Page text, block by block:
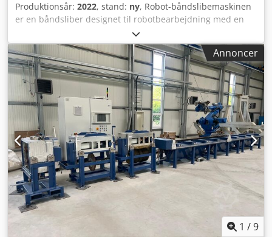
Produktionsår: 2022, stand: ny, Robot-båndslibemaskinen
er en båndsliber designet til robotbearbejdning med en
kontaktskive til slibning af emner i aluminium, stål,
messing og zinktrykstøbegods. Tekniske data:
Crsdpfxogxug Ej Ad Isf Kontaktskive: maks. Ø 400 mm
Slibebåndslængde: 3500 mm Slibebåndsbredde: maks. 150
mm Udsugningsstuds: Ø 160 mm Mål (LxBxH): 900 x 700 x
1800 mm Vægt: ca. 350 kg Elektrisk tilslutning: 3 x 400 V, 4
kW Tryklufttilslutning: 6 - 8 bar Støjniveau: > 85 dB(A)
Spindeldiameter: 35 mm Båndslibeenhed til slibebånd
maks. 150 mm x 3500 mm med pneumatisk
båndspænding, båndbrudsovervågning, 4 kW motoreffekt,
frekvensstyret, til kontaktskiver maks. DM 350 mm x 150
mm, driv- og omløbsruller. Udstyret med overrulle til
frihåndsslipning.
Annoncer
1 /9